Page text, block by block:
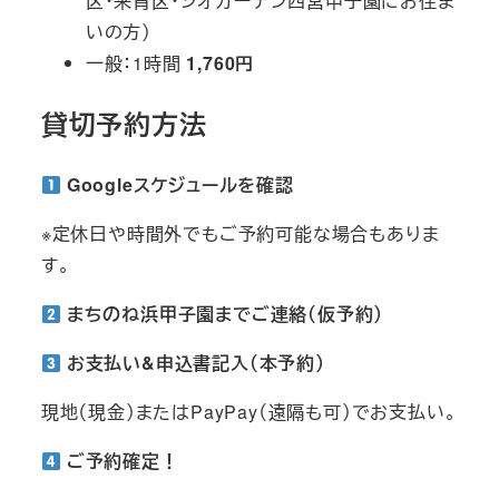
いの方）
一般：1時間 1,760円
貸切予約方法
Googleスケジュールを確認
※定休日や時間外でもご予約可能な場合もありま
す。
まちのね浜甲子園までご連絡（仮予約）
お支払い&申込書記入（本予約）
現地（現金）またはPayPay（遠隔も可）でお支払い。
ご予約確定！